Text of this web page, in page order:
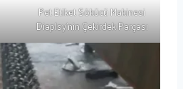
Pet Etiket Sökücü Makinesi
Diaplsy'nin Çekirdek Parçası